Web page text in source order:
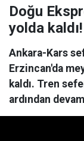
Doğu
yolda kaldı!
Ankara-Kars
Erzincan'da
kaldı. Tren
ardından